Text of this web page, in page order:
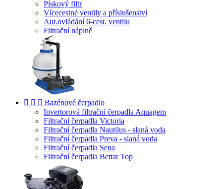
Pískový filtr
Vícecestné ventily a příslušenství
Aut.ovládání 6-cest. ventilu
Filtrační náplně
   Bazénové čerpadlo
Invertorová filtrační čerpadla Aquagem
Filtrační čerpadla Victoria
Filtrační čerpadla Nautilus - slaná voda
Filtrační čerpadla Preva - slaná voda
Filtrační čerpadla Sena
Filtrační čerpadla Bettar Top